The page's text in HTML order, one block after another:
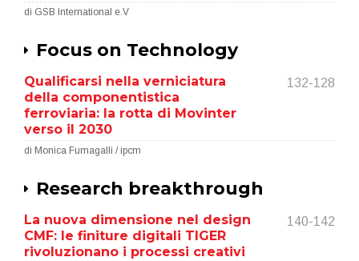
di GSB International e.V
Focus on Technology
Qualificarsi nella verniciatura
della componentistica
ferroviaria: la rotta di Movinter
verso il 2030
132-128
di Monica Fumagalli / ipcm
Research breakthrough
La nuova dimensione nel design
CMF: le finiture digitali TIGER
rivoluzionano i processi creativi
140-142